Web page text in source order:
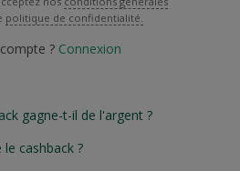
politique de confidentialité.
? Connexion
gagne-t-il de l'argent ?
cashback ?